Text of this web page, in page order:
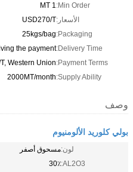
Min Order:
1 MT
الأسعار:USD270/T
Packaging:
25kgs/bag
Delivery Time:
the payment
Payment Terms:
Western Union
Supply Ability:
2000MT/month
وصف
بولي كلوريد الألومنيوم
لون:مسحوق أصفر
AL2O3: 30٪